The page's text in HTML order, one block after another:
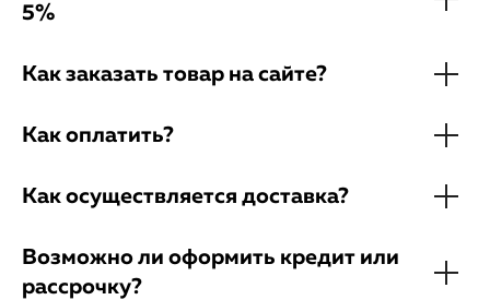
5%
Как заказать товар на сайте?
Как оплатить?
Как осуществляется доставка?
Возможно ли оформить кредит или
рассрочку?